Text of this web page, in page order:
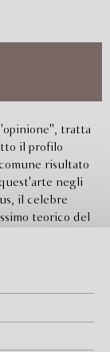
tratta
il profilo
risultato
negli
il celebre
teorico del
America negli
e linee
non